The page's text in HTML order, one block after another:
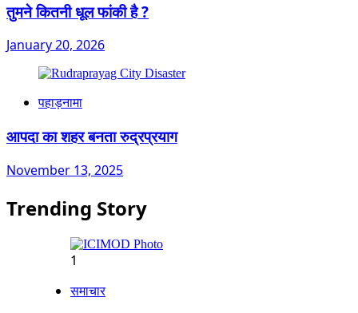
तुमने कितनी धूल फांकी है ?
January 20, 2026
पहाड़नामा
आपदा का शहर बनता रुद्रप्रयाग
November 13, 2025
Trending Story
1
समाचार